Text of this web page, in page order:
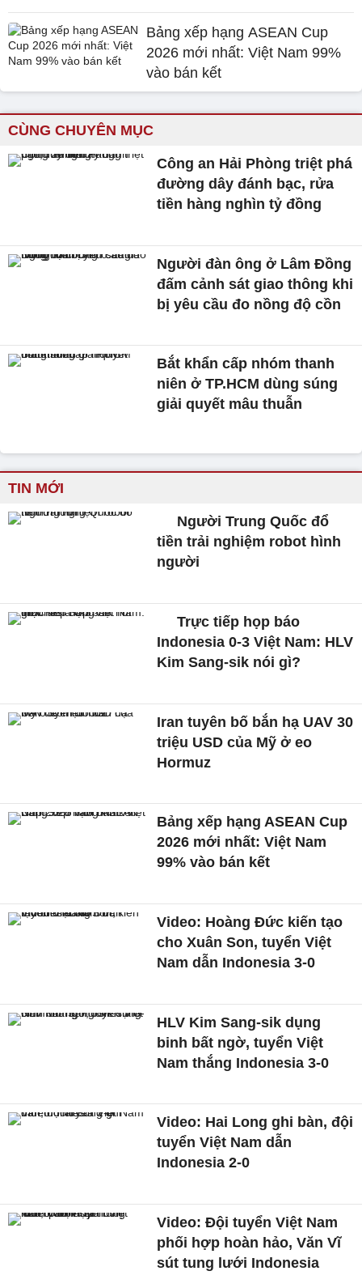
Bảng xếp hạng ASEAN Cup
2026 mới nhất: Việt Nam 99%
vào bán kết
CÙNG CHUYÊN MỤC
Công an Hải Phòng triệt phá
đường dây đánh bạc, rửa
tiền hàng nghìn tỷ đồng
Người đàn ông ở Lâm Đồng
đấm cảnh sát giao thông khi
bị yêu cầu đo nồng độ cồn
Bắt khẩn cấp nhóm thanh
niên ở TP.HCM dùng súng
giải quyết mâu thuẫn
TIN MỚI
Người Trung Quốc đổ
tiền trải nghiệm robot hình
người
Trực tiếp họp báo
Indonesia 0-3 Việt Nam: HLV
Kim Sang-sik nói gì?
Iran tuyên bố bắn hạ UAV 30
triệu USD của Mỹ ở eo
Hormuz
Bảng xếp hạng ASEAN Cup
2026 mới nhất: Việt Nam
99% vào bán kết
Video: Hoàng Đức kiến tạo
cho Xuân Son, tuyển Việt
Nam dẫn Indonesia 3-0
HLV Kim Sang-sik dụng
binh bất ngờ, tuyển Việt
Nam thắng Indonesia 3-0
Video: Hai Long ghi bàn, đội
tuyển Việt Nam dẫn
Indonesia 2-0
Video: Đội tuyển Việt Nam
phối hợp hoàn hảo, Văn Vĩ
sút tung lưới Indonesia